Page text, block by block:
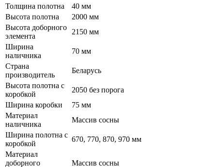
Толщина полотна
40 мм
Высота полотна
2000 мм
Высота доборного
элемента
2150 мм
Ширина
наличника
70 мм
Страна
производитель
Беларусь
Высота полотна с
коробкой
2050 без порога
Ширина коробки
75 мм
Материал
наличника
Массив сосны
Ширина полотна с
коробкой
670, 770, 870, 970 мм
Материал
доборного
Массив сосны